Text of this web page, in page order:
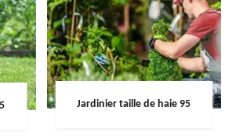
Jardinier taille de haie 95